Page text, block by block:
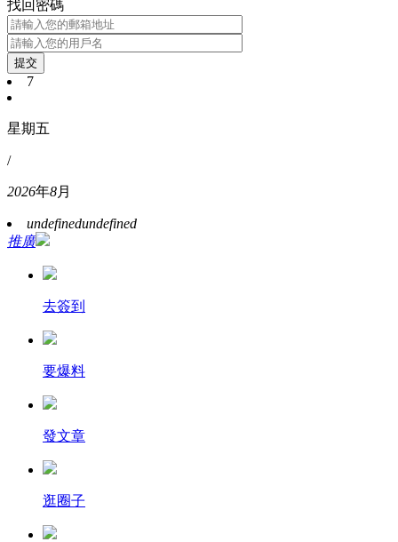
找回密碼
提交
7
星期五
/
2026年8月
undefinedundefined
推廣
去簽到
要爆料
發文章
逛圈子